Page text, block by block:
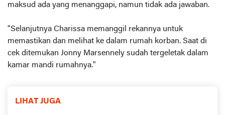
maksud ada yang menanggapi, namun tidak ada jawaban.
"Selanjutnya Charissa memanggil rekannya untuk
memastikan dan melihat ke dalam rumah korban. Saat di
cek ditemukan Jonny Marsennely sudah tergeletak dalam
kamar mandi rumahnya."
LIHAT JUGA